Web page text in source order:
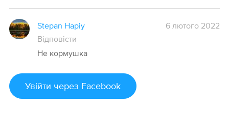
Stepan Hapiy
6 лютого 2022
Відповісти
Не кормушка
Увійти через Facebook